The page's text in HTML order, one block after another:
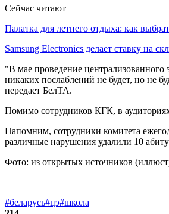
Сейчас читают
Палатка для летнего отдыха: как
Samsung Electronics делает ставку на
"В мае проведение централизованного
никаких послаблений не будет, но не
передает БелТА.
Помимо сотрудников КГК, в
Напомним, сотрудники комитета
различные нарушения удалили 10
Фото: из открытых источников
#беларусь#цэ#школа